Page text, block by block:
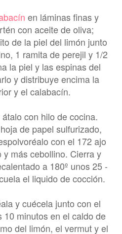
en láminas finas y
con aceite de oliva;
de la piel del limón junto
1 ramita de perejil y 1/2
la piel y las espinas del
y distribuye encima la
y el calabacín.
con hilo de cocina.
de papel sulfurizado,
con el 172 ajo
y más cebollino. Cierra y
a 180º unos 25 -
el liquido de cocción.
y cuécela junto con el
10 minutos en el caldo de
del limón, el vermut y el